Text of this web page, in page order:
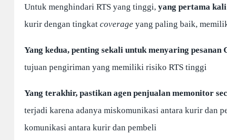
Untuk menghindari RTS yang tinggi, yang pertama
kurir dengan tingkat coverage yang paling baik,
Yang kedua, penting sekali untuk menyaring pesanan
tujuan pengiriman yang memiliki risiko RTS tinggi
Yang terakhir, pastikan agen penjualan memonitor
terjadi karena adanya miskomunikasi antara kurir dan
komunikasi antara kurir dan pembeli